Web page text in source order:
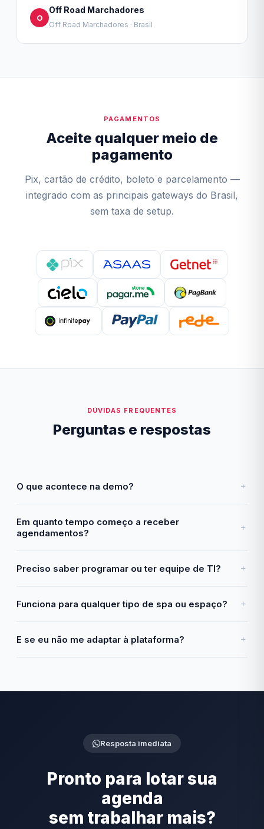
O
Off Road Marchadores
Off Road Marchadores · Brasil
PAGAMENTOS
Aceite qualquer meio de
pagamento
Pix, cartão de crédito, boleto e parcelamento —
integrado com as principais gateways do Brasil,
sem taxa de setup.
DÚVIDAS FREQUENTES
Perguntas e respostas
O que acontece na demo?
Em quanto tempo começo a receber
agendamentos?
Preciso saber programar ou ter equipe de TI?
Funciona para qualquer tipo de spa ou espaço?
E se eu não me adaptar à plataforma?
Resposta imediata
Pronto para lotar sua
agenda
sem trabalhar mais?